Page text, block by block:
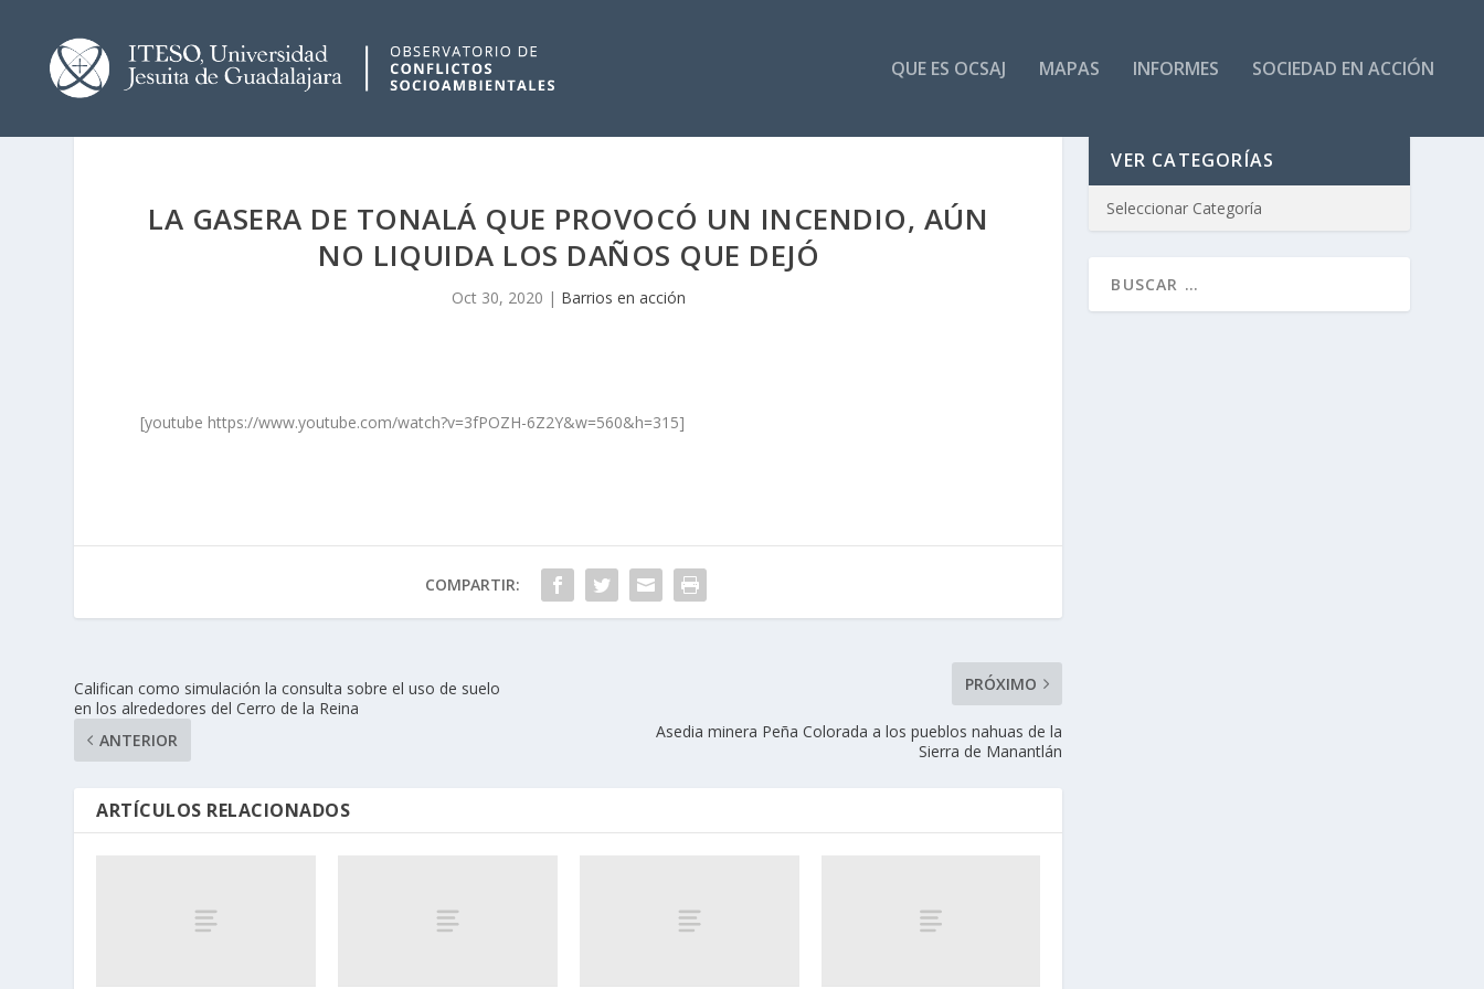
QUE ES OCSAJ MAPAS INFORMES SOCIEDAD EN ACCIÓN
LA GASERA DE TONALÁ QUE PROVOCÓ UN INCENDIO, AÚN
NO LIQUIDA LOS DAÑOS QUE DEJÓ
Oct 30, 2020 | Barrios en acción
[youtube https://www.youtube.com/watch?v=3fPOZH-6Z2Y&w=560&h=315]
COMPARTIR:
Califican como simulación la consulta sobre el uso de suelo
en los alrededores del Cerro de la Reina
ANTERIOR
PRÓXIMO
Asedia minera Peña Colorada a los pueblos nahuas de la
Sierra de Manantlán
ARTÍCULOS RELACIONADOS
VER CATEGORÍAS